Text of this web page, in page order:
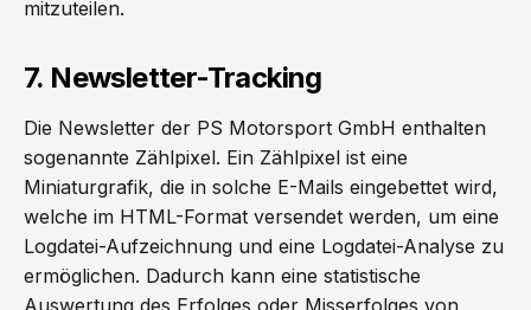
mitzuteilen.
7. Newsletter-Tracking
Die Newsletter der PS Motorsport GmbH enthalten
sogenannte Zählpixel. Ein Zählpixel ist eine
Miniaturgrafik, die in solche E-Mails eingebettet wird,
welche im HTML-Format versendet werden, um eine
Logdatei-Aufzeichnung und eine Logdatei-Analyse zu
ermöglichen. Dadurch kann eine statistische
Auswertung des Erfolges oder Misserfolges von